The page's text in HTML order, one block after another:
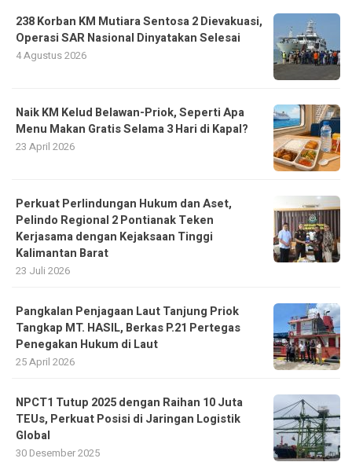
238 Korban KM Mutiara Sentosa 2 Dievakuasi,
Operasi SAR Nasional Dinyatakan Selesai
4 Agustus 2026
Naik KM Kelud Belawan-Priok, Seperti Apa
Menu Makan Gratis Selama 3 Hari di Kapal?
23 April 2026
Perkuat Perlindungan Hukum dan Aset,
Pelindo Regional 2 Pontianak Teken
Kerjasama dengan Kejaksaan Tinggi
Kalimantan Barat
23 Juli 2026
Pangkalan Penjagaan Laut Tanjung Priok
Tangkap MT. HASIL, Berkas P.21 Pertegas
Penegakan Hukum di Laut
25 April 2026
NPCT1 Tutup 2025 dengan Raihan 10 Juta
TEUs, Perkuat Posisi di Jaringan Logistik
Global
30 Desember 2025